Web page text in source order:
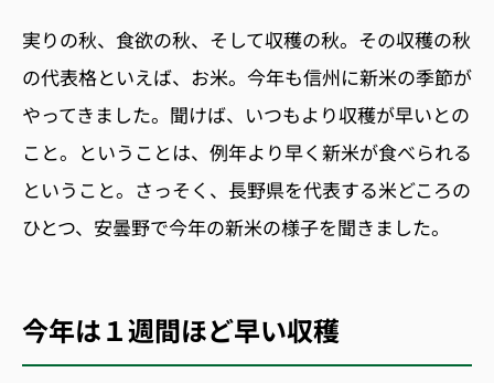
実りの秋、食欲の秋、そして収穫の秋。その収穫の秋
の代表格といえば、お米。今年も信州に新米の季節が
やってきました。聞けば、いつもより収穫が早いとの
こと。ということは、例年より早く新米が食べられる
ということ。さっそく、長野県を代表する米どころの
ひとつ、安曇野で今年の新米の様子を聞きました。
今年は１週間ほど早い収穫